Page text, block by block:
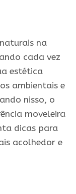
na
cada vez
estética
ambientais e
nisso, o
moveleira
dicas para
acolhedor e